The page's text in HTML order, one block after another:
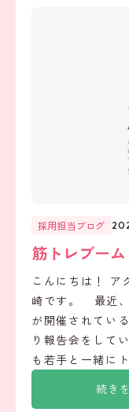
続き
採用担当ブログ
筋トレブーム
こんにちは！ ア
崎です。 最近
が開催されてい
り報告会をして
も若手と一緒に